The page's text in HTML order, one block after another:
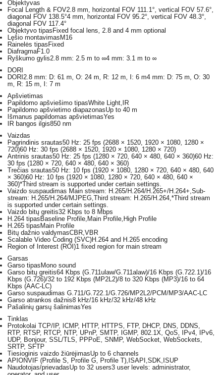
Objektyvas
Focal Length & FOV2.8 mm, horizontal FOV 111.1°, vertical FOV 57.6°,
diagonal FOV 138.5°4 mm, horizontal FOV 95.2°, vertical FOV 48.3°,
diagonal FOV 117.4°
Objektyvo tipas Fixed focal lens, 2.8 and 4 mm optional
Lęšio montavimas M16
Rainelės tipas Fixed
DiafragmaF1.0
Ryškumo gylis2.8 mm: 2.5 m to ∞4 mm: 3.1 m to ∞
DORI
DORI 2.8 mm: D: 61 m, O: 24 m, R: 12 m, I: 6 m4 mm: D: 75 m, O: 30
m, R: 15 m, I: 7 m
Apšvietimas
Papildomo apšviešimo tipasWhite Light,IR
Papildomo apšvietimo diapazonasUp to 40 m
Išmanus papildomas apšvietimasYes
IR bangos ilgis850 nm
Vaizdas
Pagrindinis srautas50 Hz: 25 fps (2688 × 1520, 1920 × 1080, 1280 ×
720)60 Hz: 30 fps (2688 × 1520, 1920 × 1080, 1280 × 720)
Antrinis srautas50 Hz: 25 fps (1280 × 720, 640 × 480, 640 × 360)60 Hz:
30 fps (1280 × 720, 640 × 480, 640 × 360)
Trečias srautas50 Hz: 10 fps (1920 × 1080, 1280 × 720, 640 × 480, 640
× 360)60 Hz: 10 fps (1920 × 1080, 1280 × 720, 640 × 480, 640 ×
360)*Third stream is supported under certain settings.
Vaizdo suspaudimas Main stream: H.265/H.264/H.265+/H.264+,Sub-
stream: H.265/H.264/MJPEG,Third stream: H.265/H.264,*Third stream
is supported under certain settings.
Vaizdo bitų greitis32 Kbps to 8 Mbps
H.264 tipas Baseline Profile,Main Profile,High Profile
H.265 tipas Main Profile
Bitų dažnio valdymasCBR,VBR
Scalable Video Coding (SVC)H.264 and H.265 encoding
Region of Interest (ROI)1 fixed region for main stream
Garsas
Garso tipas Mono sound
Garso bitų greitis64 Kbps (G.711ulaw/G.711alaw)/16 Kbps (G.722.1)/16
Kbps (G.726)/32 to 192 Kbps (MP2L2)/8 to 320 Kbps (MP3)/16 to 64
Kbps (AAC-LC)
Garso suspaudimas G.711/G.722.1/G.726/MP2L2/PCM/MP3/AAC-LC
Garso atrankos dažnis8 kHz/16 kHz/32 kHz/48 kHz
Pašalinių garsų šalinimasYes
Tinklas
Protokolai TCP/IP, ICMP, HTTP, HTTPS, FTP, DHCP, DNS, DDNS,
RTP, RTSP, RTCP, NTP, UPnP, SMTP, IGMP, 802.1X, QoS, IPv4, IPv6,
UDP, Bonjour, SSL/TLS, PPPoE, SNMP, WebSocket, WebSockets,
SRTP, SFTP
Tiesioginis vaizdo žiūrėjimasUp to 6 channels
API ONVIF (Profile S, Profile G, Profile T),ISAPI,SDK,ISUP
Naudotojas/prievadasUp to 32 users3 user levels: administrator,